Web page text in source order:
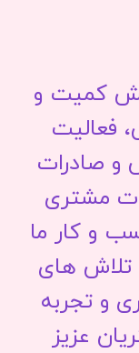
کمیت و
فعالیت
و صادرات
مشتری
و کار ما
تلاش های
و تجربه
عزیز